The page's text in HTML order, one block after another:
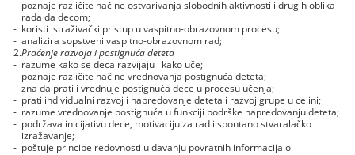
- poznaje različite načine ostvarivanja slobodnih aktivnosti i drugih oblika
rada da decom;
- koristi istraživački pristup u vaspitno-obrazovnom procesu;
- analizira sopstveni vaspitno-obrazovnom rad;
2.Praćenje razvoja i postignuća deteta
- razume kako se deca razvijaju i kako uče;
- poznaje različite načine vrednovanja postignuća deteta;
- zna da prati i vrednuje postignuća dece u procesu učenja;
- prati individualni razvoj i napredovanje deteta i razvoj grupe u celini;
- razume vrednovanje postignuća u funkciji podrške napredovanju deteta;
- podržava inicijativu dece, motivaciju za rad i spontano stvaralačko
izražavanje;
- poštuje principe redovnosti u davanju povratnih informacija o